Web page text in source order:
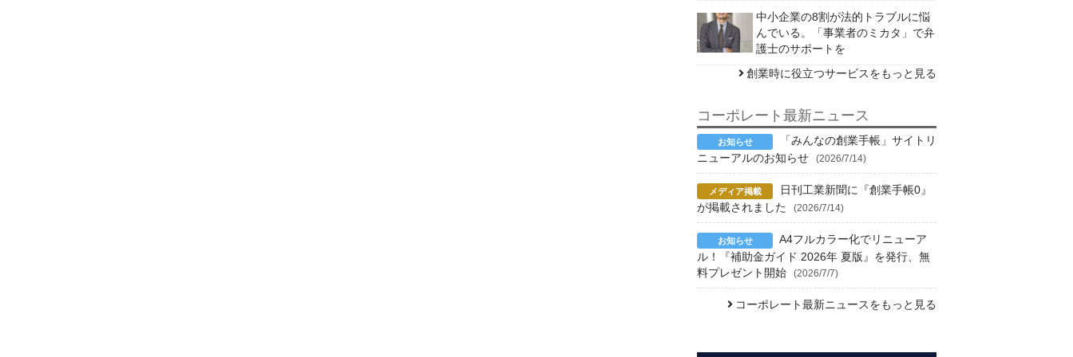
中小企業の8割が法的トラブルに悩
んでいる。「事業者のミカタ」で弁
護士のサポートを
創業時に役立つサービスをもっと見る
コーポレート最新ニュース
「みんなの創業手帳」サイトリ
ニューアルのお知らせ
(2026/7/14)
日刊工業新聞に『創業手帳0』
が掲載されました
(2026/7/14)
A4フルカラー化でリニューア
ル！『補助金ガイド 2026年 夏版』を発行、無
料プレゼント開始
(2026/7/7)
コーポレート最新ニュースをもっと見る